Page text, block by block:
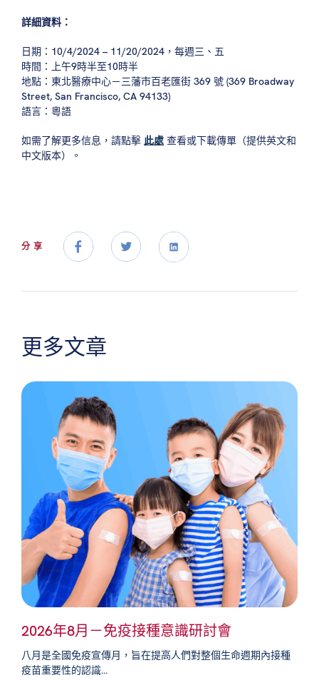
詳細資料：
日期：10/4/2024 – 11/20/2024，每週三、五
時間：上午9時半至10時半
地點：東北醫療中心－三藩市百老匯街 369 號 (369 Broadway
Street, San Francisco, CA 94133)
語言：粵語
如需了解更多信息，請點擊 此處 查看或下載傳單（提供英文和
中文版本）。
分享
更多文章
2026年8月－免疫接種意識研討會
八月是全國免疫宣傳月，旨在提高人們對整個生命週期內接種
疫苗重要性的認識...